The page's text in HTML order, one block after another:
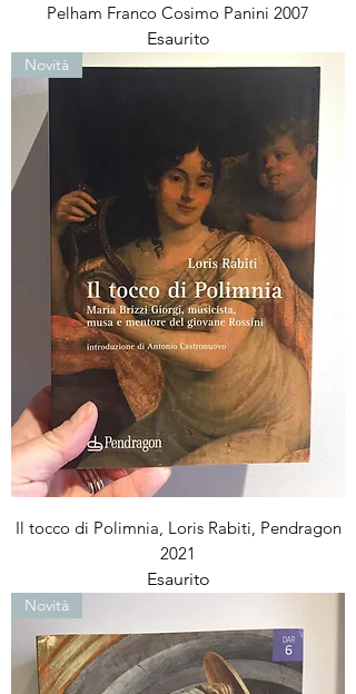
Pelham Franco Cosimo Panini 2007
Esaurito
Novità
Il tocco di Polimnia, Loris Rabiti, Pendragon
2021
Esaurito
Novità